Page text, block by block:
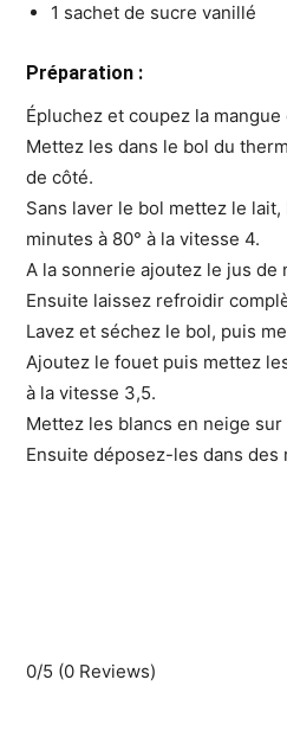
1 sachet de sucre vanillé
Préparation :
Épluchez et coupez la mangue
Mettez les dans le bol du
de côté.
Sans laver le bol mettez le
minutes à 80° à la vitesse 4.
A la sonnerie ajoutez le jus de
Ensuite laissez refroidir
Lavez et séchez le bol, puis
Ajoutez le fouet puis mettez
à la vitesse 3,5.
Mettez les blancs en neige
Ensuite déposez-les dans des
0/5 (0 Reviews)